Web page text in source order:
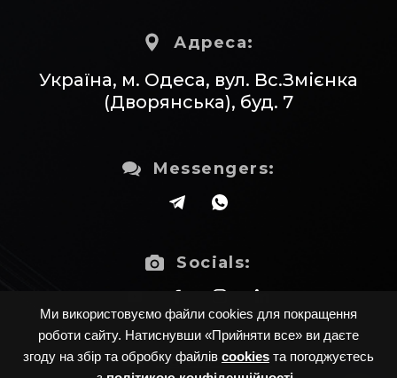
Ми використовуємо файли cookies для покращення
роботи сайту. Натиснувши «Прийняти все» ви даєте
згоду на збір та обробку файлів cookies та погоджуєтесь
Адреса:
Україна, м. Одеса, вул. Вс.Змієнка
(Дворянська), буд. 7
Messengers:
Socials:
Карта сайту